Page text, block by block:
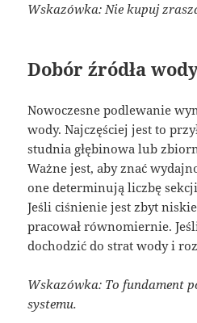
Wskazówka: Nie kupuj
Dobór źródła
Nowoczesne podlewanie
wody. Najczęściej jest to
studnia głębinowa lub
Ważne jest, aby znać
one determinują liczbę
Jeśli ciśnienie jest zbyt
pracował równomiernie.
dochodzić do strat wody i
Wskazówka: To fundament
systemu.